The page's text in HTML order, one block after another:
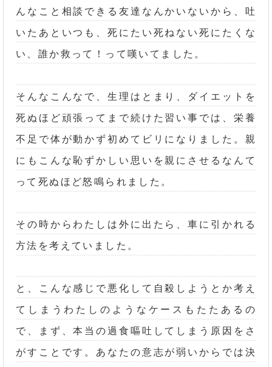
んなこと相談できる友達なんかいないから、吐
いたあといつも、死にたい死ねない死にたくな
い、誰か救って！って嘆いてました。
そんなこんなで、生理はとまり、ダイエットを
死ぬほど頑張ってまで続けた習い事では、栄養
不足で体が動かず初めてビリになりました。親
にもこんな恥ずかしい思いを親にさせるなんて
って死ぬほど怒鳴られました。
その時からわたしは外に出たら、車に引かれる
方法を考えていました。
と、こんな感じで悪化して自殺しようとか考え
てしまうわたしのようなケースもたたあるの
で、まず、本当の過食嘔吐してしまう原因をさ
がすことです。あなたの意志が弱いからでは決